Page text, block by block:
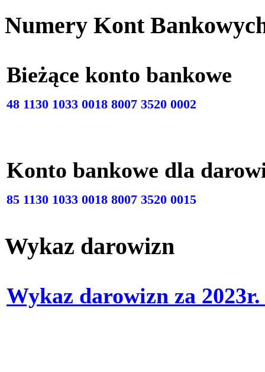
Numery Kont
Bieżące konto
48 1130 1033 0018 8007 3520 0002
Konto bankowe dla
85 1130 1033 0018 8007 3520 0015
Wykaz darowizn
Wykaz darowizn za